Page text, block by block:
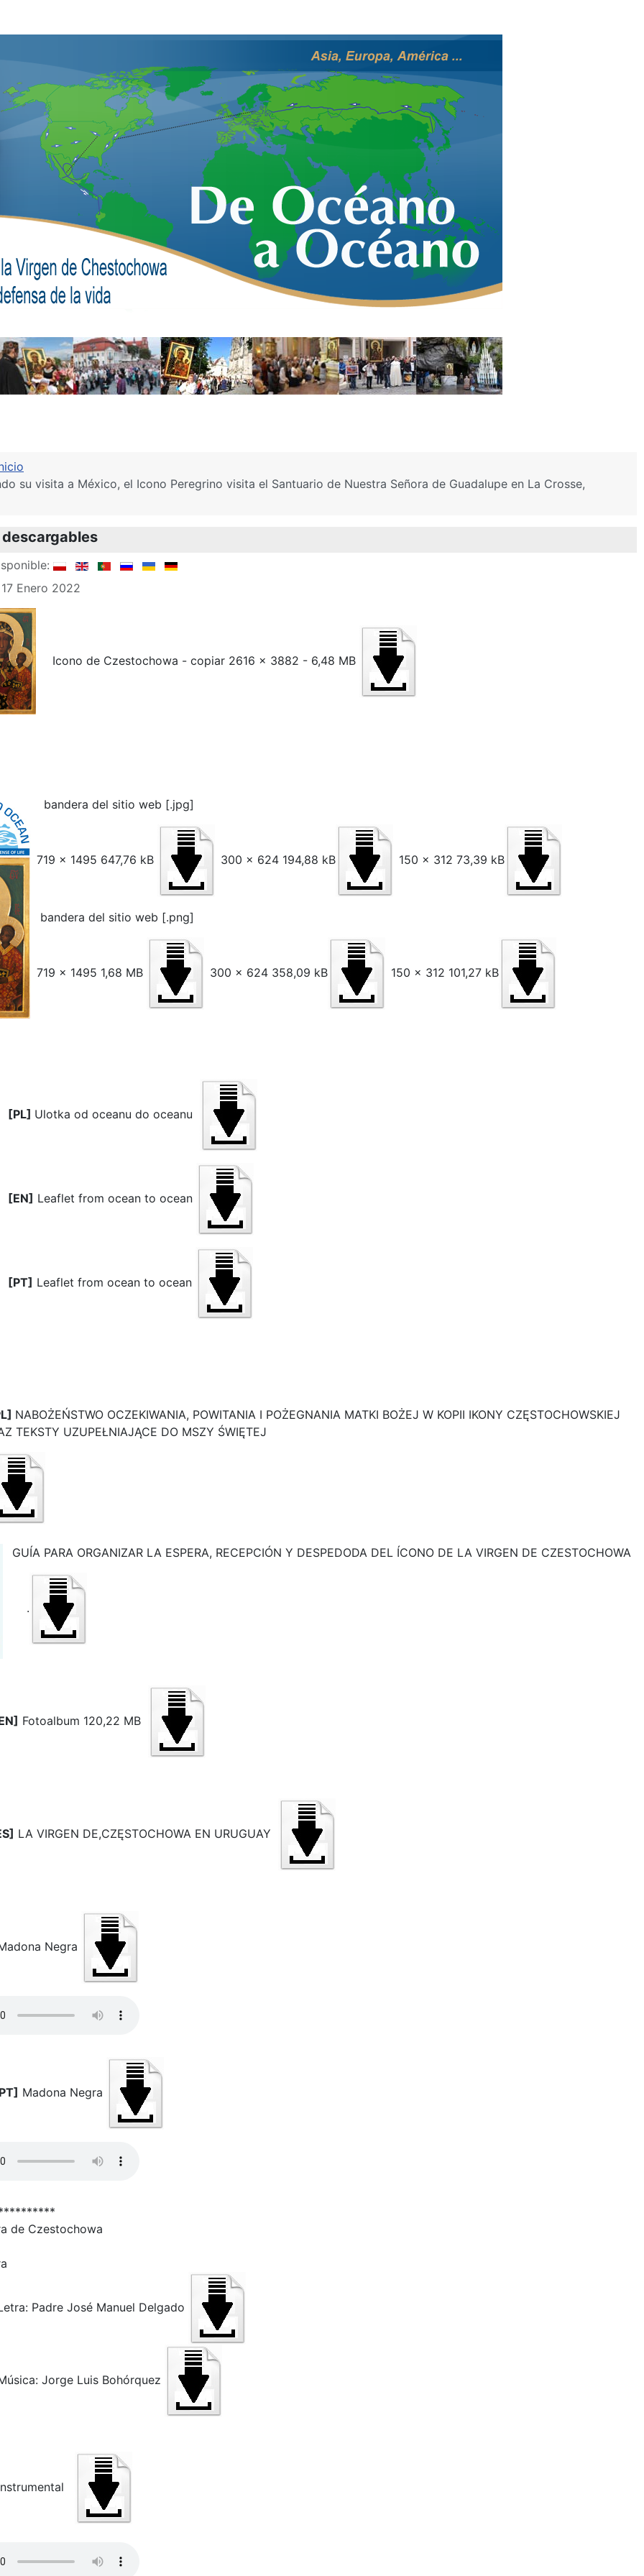
su visita a México, el Icono Peregrino visita el Santuario de Nuestra Señora de Guadalupe en La Crosse,
Enero 2022
Icono de Czestochowa - copiar 2616 x 3882 - 6,48 MB
bandera del sitio web [.jpg]
719 x 1495 647,76 kB 300 x 624 194,88 kB 150 x 312 73,39 kB
bandera del sitio web [.png]
719 x 1495 1,68 MB 300 x 624 358,09 kB 150 x 312 101,27 kB
[PL] Ulotka od oceanu do oceanu
[EN] Leaflet from ocean to ocean
[PT] Leaflet from ocean to ocean
NABOŻEŃSTWO OCZEKIWANIA, POWITANIA I POŻEGNANIA MATKI BOŻEJ W KOPII IKONY CZĘSTOCHOWSKIEJ
TEKSTY UZUPEŁNIAJĄCE DO MSZY ŚWIĘTEJ
GUÍA PARA ORGANIZAR LA ESPERA, RECEPCIÓN Y DESPEDODA DEL ÍCONO DE LA VIRGEN DE CZESTOCHOWA
.
Fotoalbum 120,22 MB
LA VIRGEN DE,CZĘSTOCHOWA EN URUGUAY
Negra
Madona Negra
de Czestochowa
Padre José Manuel Delgado
Jorge Luis Bohórquez